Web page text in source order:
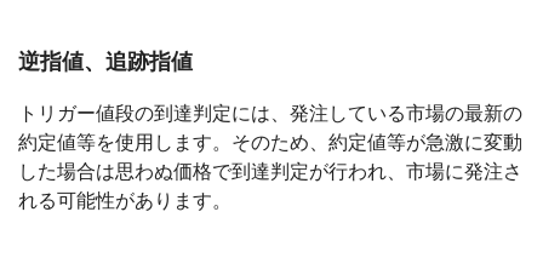
逆指値、追跡指値
トリガー値段の到達判定には、発注している市場の最新の
約定値等を使用します。そのため、約定値等が急激に変動
した場合は思わぬ価格で到達判定が行われ、市場に発注さ
れる可能性があります。